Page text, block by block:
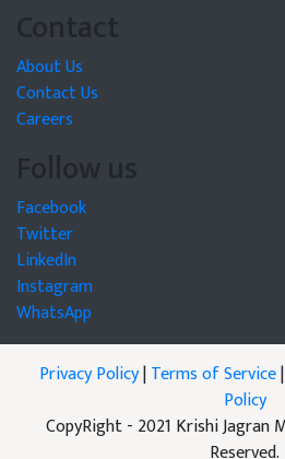
Contact
About Us
Contact Us
Careers
Follow us
Facebook
Twitter
LinkedIn
Instagram
WhatsApp
Privacy Policy|Terms of Service|
Policy
CopyRight - 2021 Krishi Jagran
Reserved.